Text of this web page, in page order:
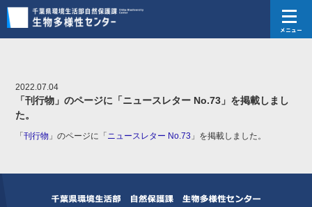
メニュー
2022.07.04
「刊行物」のページに「ニュースレター No.73」を掲載しまし
た。
「刊行物 」のページに「 ニュースレター No.73 」を掲載しました。